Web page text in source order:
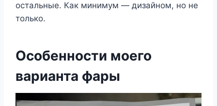
остальные. Как минимум — дизайном, но не
только.
Особенности моего
варианта фары